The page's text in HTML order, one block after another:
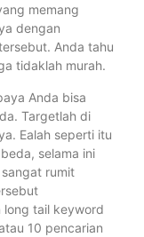
memang
dengan
Anda tahu
tidaklah murah.
Anda bisa
Targetlah di
Ealah seperti itu
selama ini
rumit
long tail keyword
10 pencarian